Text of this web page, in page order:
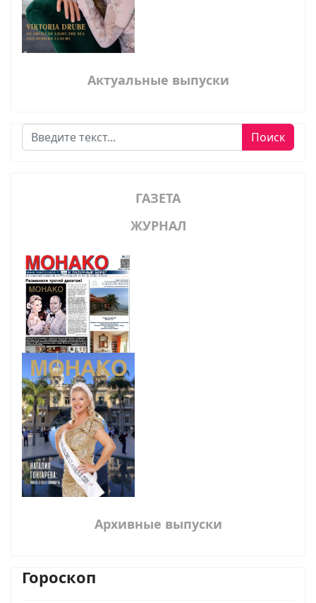
Актуальные выпуски
Поиск Поиск
ГАЗЕТА
ЖУРНАЛ
Архивные выпуски
Гороскоп